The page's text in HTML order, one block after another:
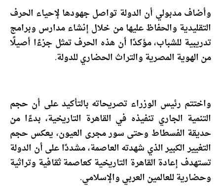
وأضاف مدبولي أن الدولة تواصل جهودها لإحياء الحرف
التقليدية والحفاظ عليها من خلال إنشاء مدارس وبرامج
تدريبية للشباب، مؤكدًا أن هذه الحرف تمثل جزءًا أصيلًا
من الهوية المصرية والتراث الحضاري للدولة.
واختتم رئيس الوزراء تصريحاته بالتأكيد على أن حجم
التنمية الجاري تنفيذه في القاهرة التاريخية، بدءًا من
حديقة الفسطاط وحتى سور مجرى العيون، يعكس حجم
التغيير الكبير الذي شهدته العاصمة، مشددًا على أن الدولة
تستهدف إعادة القاهرة التاريخية كعاصمة ثقافية وتراثية
وحضارية للعالمين العربي والإسلامي.